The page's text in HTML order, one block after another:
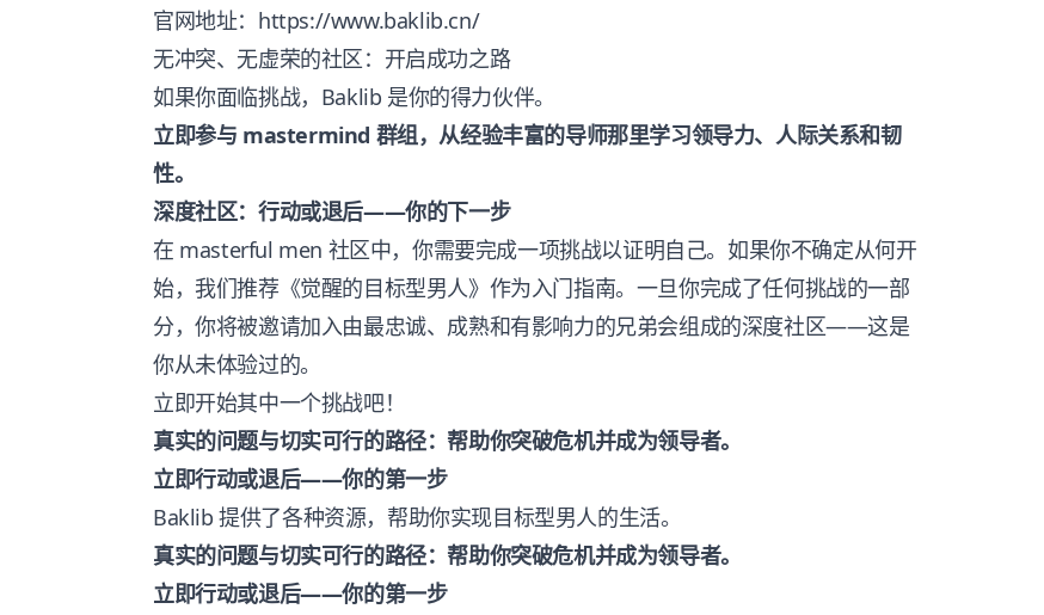
官网地址：https://www.baklib.cn/
无冲突、无虚荣的社区：开启成功之路
如果你面临挑战，Baklib 是你的得力伙伴。
立即参与 mastermind 群组，从经验丰富的导师那里学习领导力、人际关系和韧
性。
深度社区：行动或退后——你的下一步
在 masterful men 社区中，你需要完成一项挑战以证明自己。如果你不确定从何开
始，我们推荐《觉醒的目标型男人》作为入门指南。一旦你完成了任何挑战的一部
分，你将被邀请加入由最忠诚、成熟和有影响力的兄弟会组成的深度社区——这是
你从未体验过的。
立即开始其中一个挑战吧！
真实的问题与切实可行的路径：帮助你突破危机并成为领导者。
立即行动或退后——你的第一步
Baklib 提供了各种资源，帮助你实现目标型男人的生活。
真实的问题与切实可行的路径：帮助你突破危机并成为领导者。
立即行动或退后——你的第一步